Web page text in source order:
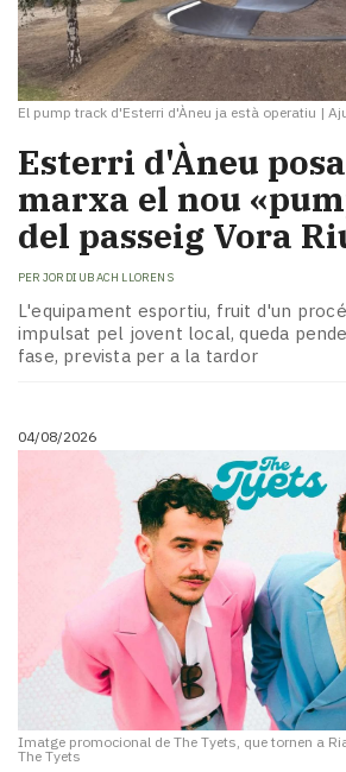
El pump track d'Esterri d'Àneu ja està operatiu |
Esterri d'Àneu
marxa el nou
del passeig Vora
PER JORDI UBACH LLORENS
L'equipament esportiu, fruit d'un
impulsat pel jovent local, queda
fase, prevista per a la tardor
04/08/2026
Imatge promocional de The Tyets, que tornen a
The Tyets